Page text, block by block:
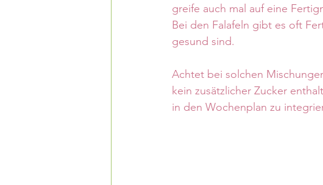
greife auch mal auf eine
Bei den Falafeln gibt es oft
gesund sind.
Achtet bei solchen
kein zusätzlicher Zucker
in den Wochenplan zu